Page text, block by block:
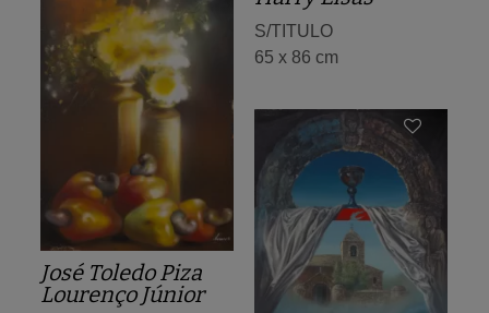
S/TITULO
65 x 86 cm
José Toledo Piza
Lourenço Júnior